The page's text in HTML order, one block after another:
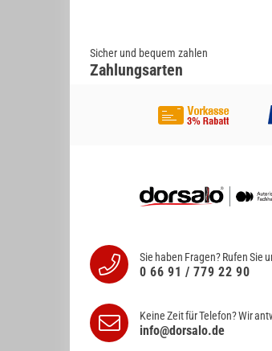
Sicher und bequem zahlen
Zahlungsarten
Sie haben Fragen? Rufen Sie
0 66 91 / 779 22 90
Keine Zeit für Telefon? Wir
info@dorsalo.de